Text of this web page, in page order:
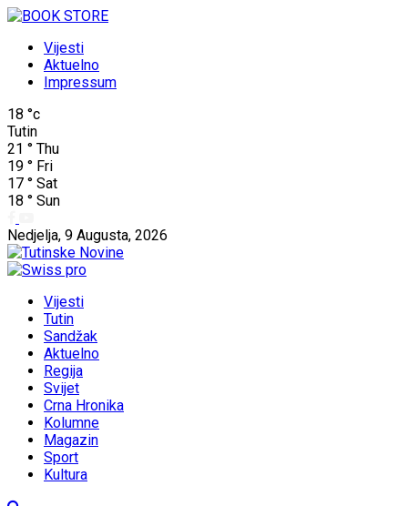
Vijesti
Aktuelno
Impressum
18 °c
Tutin
21 ° Thu
19 ° Fri
17 ° Sat
18 ° Sun
Nedjelja, 9 Augusta, 2026
Vijesti
Tutin
Sandžak
Aktuelno
Regija
Svijet
Crna Hronika
Kolumne
Magazin
Sport
Kultura